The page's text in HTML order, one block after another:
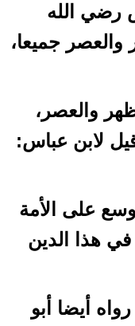
رضي الله
جميعا،
والعصر،
لابن عباس:
على الأمة
في هذا الدين
أيضا أبو